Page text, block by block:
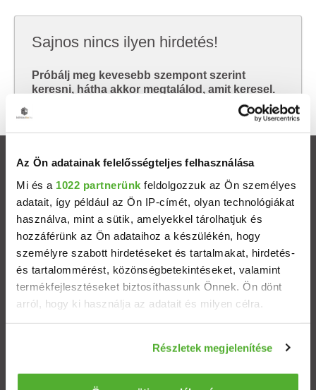
Az Ön adatainak felelősségteljes felhasználása
Mi és a 1022 partnerünk feldolgozzuk az Ön személyes
adatait, így például az Ön IP-címét, olyan technológiákat
használva, mint a sütik, amelyekkel tárolhatjuk és
hozzáférünk az Ön adataihoz a készülékén, hogy
személyre szabott hirdetéseket és tartalmakat, hirdetés-
és tartalommérést, közönségbetekintéseket, valamint
termékfejlesztéseket biztosíthassunk Önnek. Ön dönt
arról, hogy ki használja az adatait és milyen célra.
Információgyűjtés az Ön földrajzi elhelyezkedéséről
pár méteres pontossággal
Részletek megjelenítése
Sajnos nincs ilyen hirdetés!
Próbálj meg kevesebb szempont szerint
keresni, hátha akkor megtalálod, amit keresel.
Ingatlanok
Eladó házak
Eladó lakások